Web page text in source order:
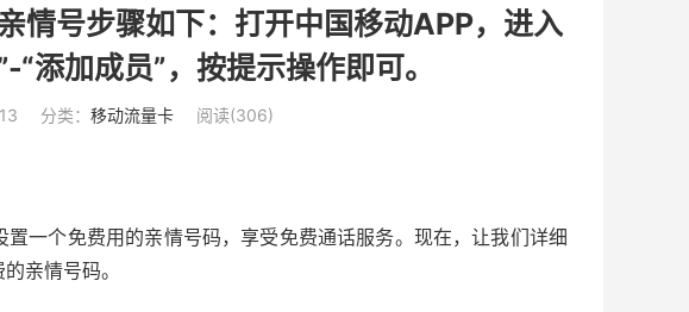
情号步骤如下：打开中国移动APP，进入
“添加成员”，按提示操作即可。
分类： 移动流量卡 阅读(306)
一个免费用的亲情号码，享受免费通话服务。现在，让我们详细
亲情号码。